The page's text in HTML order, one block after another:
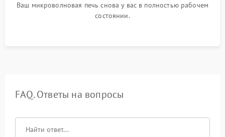
Ваш микроволновая печь снова у вас в полностью рабочем
состоянии.
FAQ. Ответы на вопросы